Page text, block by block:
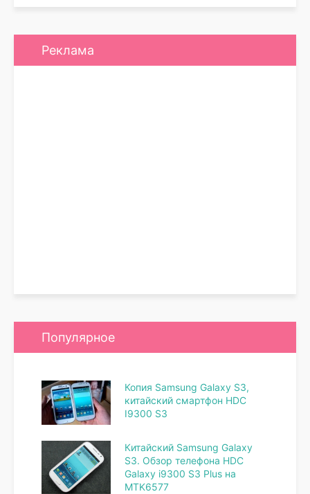
Реклама
Популярное
Копия Samsung Galaxy S3,
китайский смартфон HDC
I9300 S3
Китайский Samsung Galaxy
S3. Обзор телефона HDC
Galaxy i9300 S3 Plus на
MTK6577